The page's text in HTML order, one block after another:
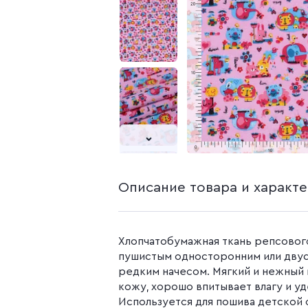
Камуфляжные ткани
Распродажа
Бязь
Бязь набивная
Поплин
Поплин 150 см
Поплин 220 см
Поплин
Поплин
Описание товара и
Хлопчатобумажная ткань
пушистым односторонним или
редким начесом. Мягкий и нежный
кожу, хорошо впитывает влагу и
Используется для пошива